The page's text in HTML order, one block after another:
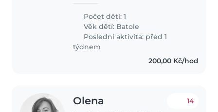
sportovní aktivity. Preferuji, aby
se chůva mohla věnovat..
Počet dětí: 1
Věk dětí: Batole
Poslední aktivita: před 1
týdnem
200,00 Kč/hod
Olеna 14